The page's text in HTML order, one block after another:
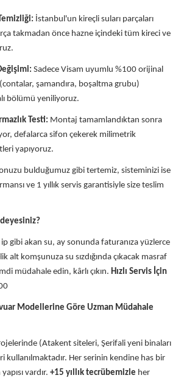
İstanbul'un kireçli suları parçaları
takmadan önce hazne içindeki tüm kireci ve
Sadece Visam uyumlu %100 orijinal
şamandıra, boşaltma grubu)
bölümü yeniliyoruz.
Testi: Montaj tamamlandıktan sonra
defalarca sifon çekerek milimetrik
yapıyoruz.
bulduğumuz gibi tertemiz, sisteminizi ise
ve 1 yıllık servis garantisiyle size teslim
gibi akan su, ay sonunda faturanıza yüzlerce
alt komşunuza su sızdığında çıkacak masraf
müdahale edin, kârlı çıkın. Hızlı Servis İçin
Modellerine Göre Uzman Müdahale
(Atakent siteleri, Şerifali yeni binaları
kullanılmaktadır. Her serinin kendine has bir
vardır. +15 yıllık tecrübemizle her